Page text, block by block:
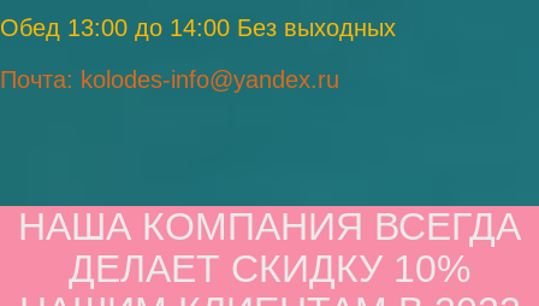
Обед 13:00 до 14:00 Без выходных
Почта: kolodes-info@yandex.ru
НАША КОМПАНИЯ ВСЕГДА
ДЕЛАЕТ СКИДКУ 10%